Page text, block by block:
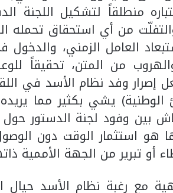
منطلقاً لتشكيل اللجنة
من أي استحقاق تحمله
العامل الزمني،
من المتن، تحقيقاً
إصرار وفد نظام الأسد في
الوطنية) يشي بكثير مما
بين وفود لجنة الدستور
هو استثمار الوقت دون
أو تبرير من الجهة الأممية
مع رغبة نظام الأسد حيال